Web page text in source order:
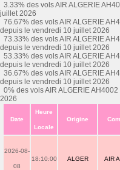
3.33% des vols AIR ALGERIE
juillet 2026
76.67% des vols AIR ALGERIE
depuis le vendredi 10 juillet 2026
73.33% des vols AIR ALGERIE
depuis le vendredi 10 juillet 2026
53.33% des vols AIR ALGERIE
depuis le vendredi 10 juillet 2026
36.67% des vols AIR ALGERIE
depuis le vendredi 10 juillet 2026
0% des vols AIR ALGERIE
2026
Date
Heure
Locale
Origine
2026-08-
08
18:10:00 ALGER AIR